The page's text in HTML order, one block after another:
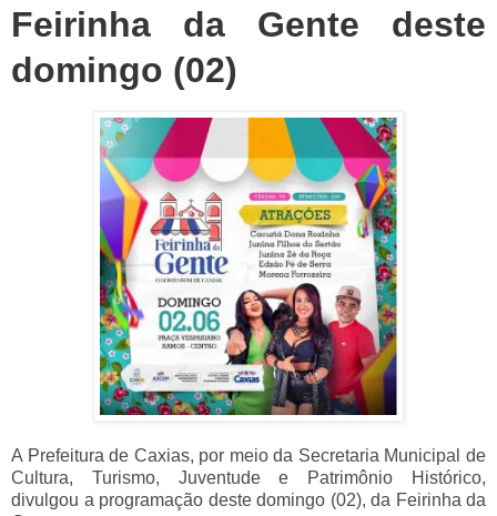
Feirinha da Gente deste
domingo (02)
A Prefeitura de Caxias, por meio da Secretaria Municipal de
Cultura, Turismo, Juventude e Patrimônio Histórico,
divulgou a programação deste domingo (02), da Feirinha da